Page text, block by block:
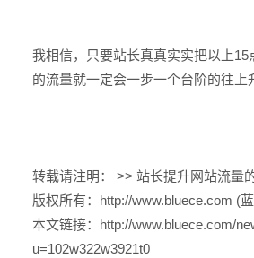
我相信，只要站长真真实实把以上
的流量就一定会一步一个台阶的往上
转载请注明： >> 站长提升网站流量
版权所有： http://www.bluece.com (
本文链接： http://www.bluece.com/
u=102w322w3921t0